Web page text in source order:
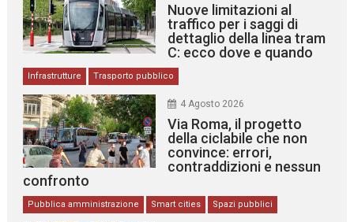
Nuove limitazioni al
traffico per i saggi di
dettaglio della linea tram
C: ecco dove e quando
Infrastrutture Trasporto pubblico
4 Agosto 2026
Via Roma, il progetto
della ciclabile che non
convince: errori,
contraddizioni e nessun
confronto
Pubblica amministrazione Smart cities Spazi pubblici